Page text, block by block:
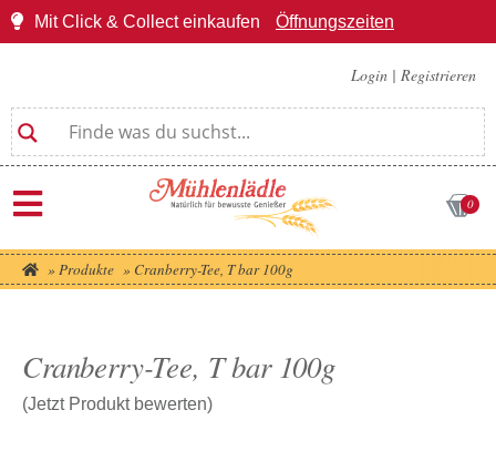
Mit Click & Collect einkaufen Öffnungszeiten
Login | Registrieren
0
» Produkte » Cranberry-Tee, T bar 100g
Cranberry-Tee, T bar 100g
(Jetzt Produkt bewerten)